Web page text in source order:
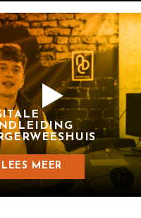
LEES MEER